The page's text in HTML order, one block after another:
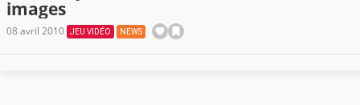
images
08 avril 2010 JEU VIDÉO NEWS